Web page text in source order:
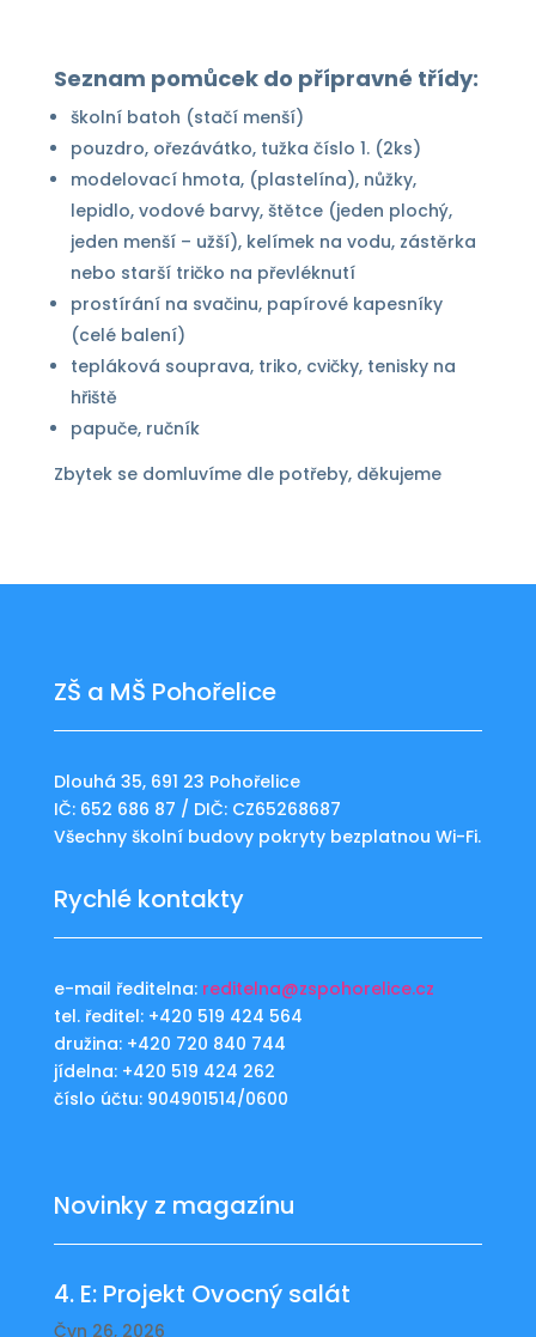
Seznam pomůcek do přípravné třídy:
školní batoh (stačí menší)
pouzdro, ořezávátko, tužka číslo 1. (2ks)
modelovací hmota, (plastelína), nůžky,
lepidlo, vodové barvy, štětce (jeden plochý,
jeden menší – užší), kelímek na vodu, zástěrka
nebo starší tričko na převléknutí
prostírání na svačinu, papírové kapesníky
(celé balení)
tepláková souprava, triko, cvičky, tenisky na
hřiště
papuče, ručník
Zbytek se domluvíme dle potřeby, děkujeme
ZŠ a MŠ Pohořelice
Dlouhá 35, 691 23 Pohořelice
IČ: 652 686 87 / DIČ: CZ65268687
Všechny školní budovy pokryty bezplatnou Wi-Fi.
Rychlé kontakty
e-mail ředitelna: reditelna@zspohorelice.cz
tel. ředitel: +420 519 424 564
družina: +420 720 840 744
jídelna: +420 519 424 262
číslo účtu: 904901514/0600
Novinky z magazínu
4. E: Projekt Ovocný salát
Čvn 26, 2026